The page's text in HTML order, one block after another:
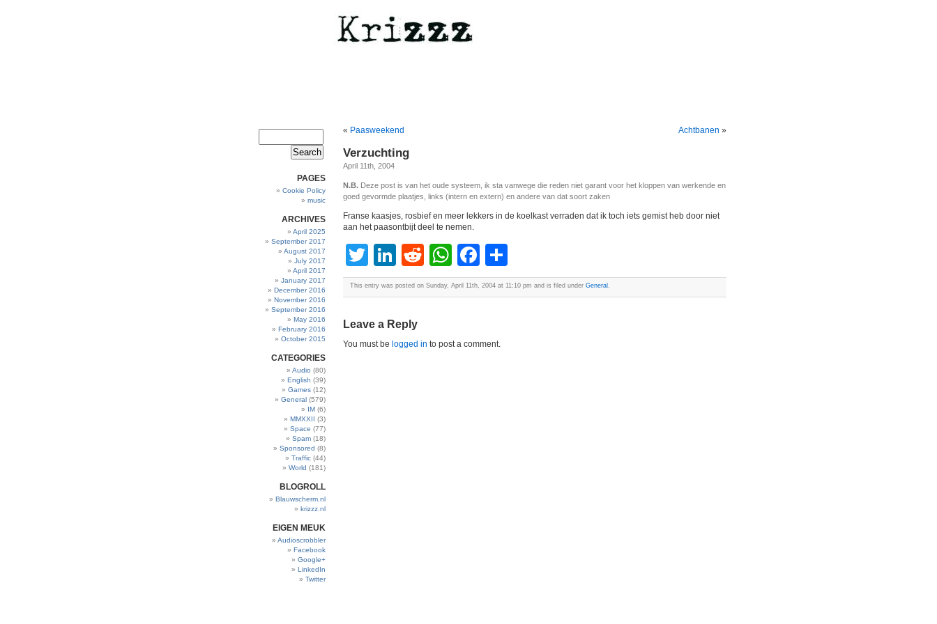
PAGES
Cookie Policy
music
ARCHIVES
April 2025
September 2017
August 2017
July 2017
April 2017
January 2017
December 2016
November 2016
September 2016
May 2016
February 2016
October 2015
CATEGORIES
Audio (80)
English (39)
Games (12)
General (579)
IM (6)
MMXXII (3)
Space (77)
Spam (18)
Sponsored (8)
Traffic (44)
World (181)
BLOGROLL
Blauwscherm.nl
krizzz.nl
EIGEN MEUK
Audioscrobbler
Facebook
Google+
LinkedIn
Twitter
« Paasweekend Achtbanen »
Verzuchting
April 11th, 2004
N.B. Deze post is van het oude systeem, ik sta vanwege die reden niet garant voor het kloppen van werkende en
goed gevormde plaatjes, links (intern en extern) en andere van dat soort zaken
Franse kaasjes, rosbief en meer lekkers in de koelkast verraden dat ik toch iets gemist heb door niet
aan het paasontbijt deel te nemen.
Twitter
LinkedIn
RedditWhatsApp
Facebook
This entry was posted on Sunday, April 11th, 2004 at 11:10 pm and is filed under General .
Leave a Reply
You must be logged in to post a comment.